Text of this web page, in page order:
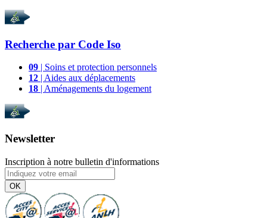
Recherche par Code Iso
09 | Soins et protection personnels
12 | Aides aux déplacements
18 | Aménagements du logement
Newsletter
Inscription à notre bulletin d'informations
OK